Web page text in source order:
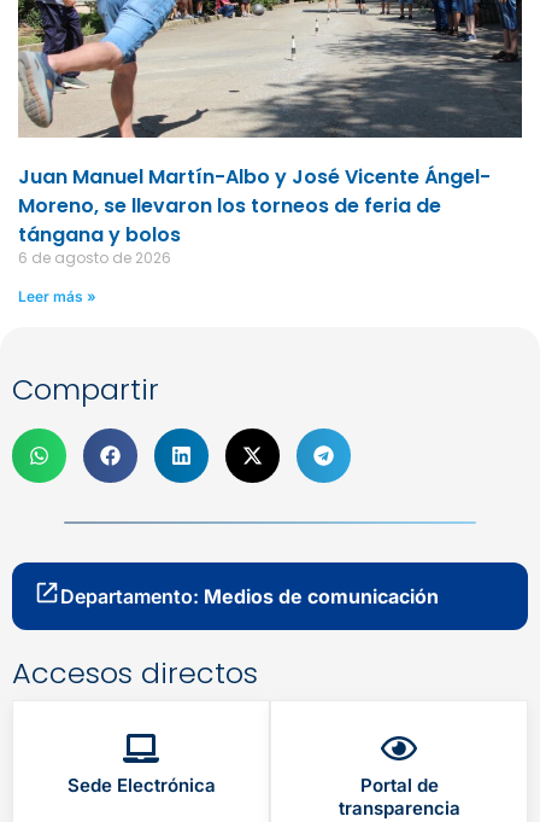
Juan Manuel Martín-Albo y José Vicente Ángel-
Moreno, se llevaron los torneos de feria de
tángana y bolos
6 de agosto de 2026
Leer más »
Compartir
Departamento: Medios de comunicación
Accesos directos
Sede Electrónica
Portal de
transparencia